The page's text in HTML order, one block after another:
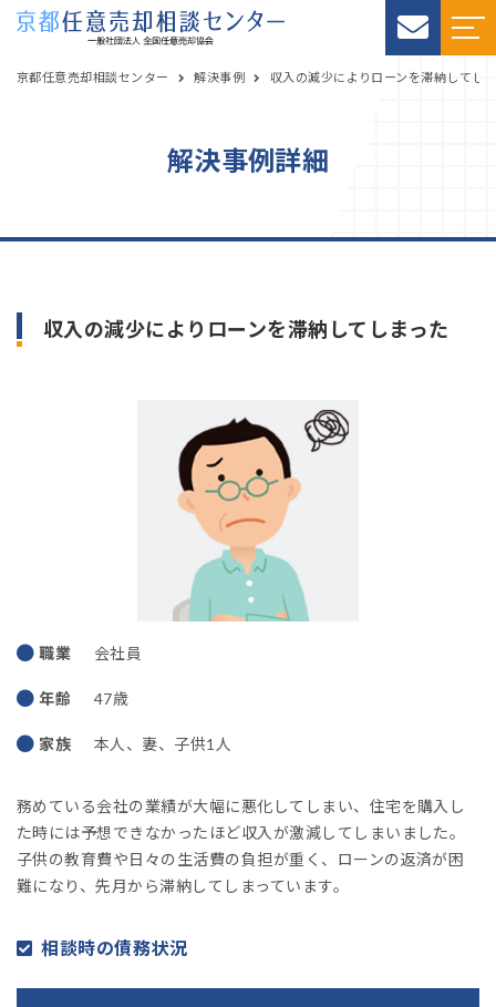
京都任意売却相談センター 解決事例 収入の減少によりローンを滞納してし
解決事例詳細
収入の減少によりローンを滞納してしまった
職業 会社員
年齢 47歳
家族 本人、妻、子供1人
務めている会社の業績が大幅に悪化してしまい、住宅を購入し
た時には予想できなかったほど収入が激減してしまいました。
子供の教育費や日々の生活費の負担が重く、ローンの返済が困
難になり、先月から滞納してしまっています。
相談時の債務状況